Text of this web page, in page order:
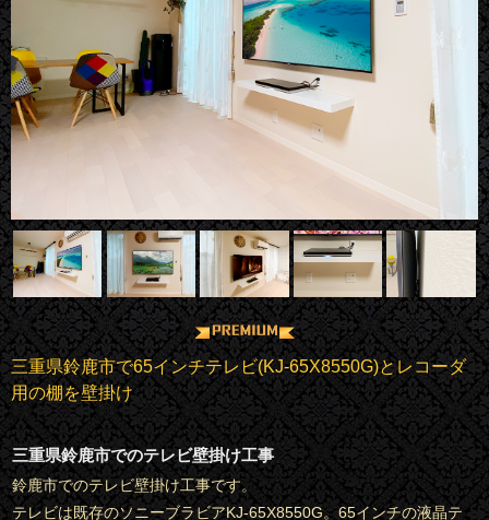
三重県鈴鹿市で65インチテレビ(KJ-65X8550G)とレコーダ
用の棚を壁掛け
三重県鈴鹿市でのテレビ壁掛け工事
鈴鹿市でのテレビ壁掛け工事です。
テレビは既存のソニーブラビアKJ-65X8550G。65インチの液晶テ